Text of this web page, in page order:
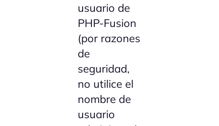
usuario de
PHP-Fusion
(por razones
de
seguridad,
no utilice el
nombre de
usuario